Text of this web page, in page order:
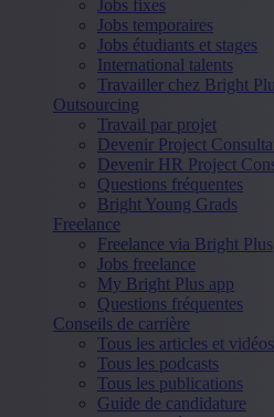
Jobs fixes
Jobs temporaires
Jobs étudiants et stages
International talents
Travailler chez Bright
Outsourcing
Travail par projet
Devenir Project
Devenir HR Project
Questions fréquentes
Bright Young Grads
Freelance
Freelance via Bright Plus
Jobs freelance
My Bright Plus app
Questions fréquentes
Conseils de carrière
Tous les articles et vidéos
Tous les podcasts
Tous les publications
Guide de candidature